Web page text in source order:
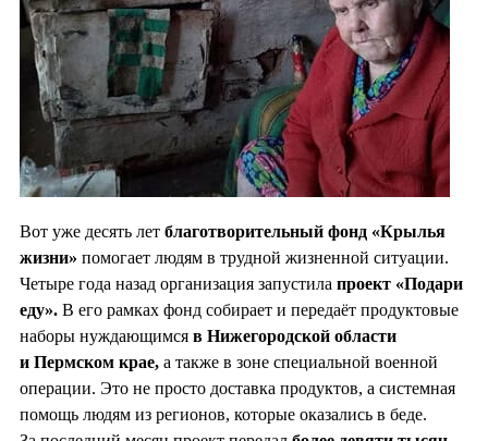
Вот уже десять лет благотворительный фонд «Крылья
жизни» помогает людям в трудной жизненной ситуации.
Четыре года назад организация запустила проект «Подари
еду». В его рамках фонд собирает и передаёт продуктовые
наборы нуждающимся в Нижегородской области
и Пермском крае, а также в зоне специальной военной
операции. Это не просто доставка продуктов, а системная
помощь людям из регионов, которые оказались в беде.